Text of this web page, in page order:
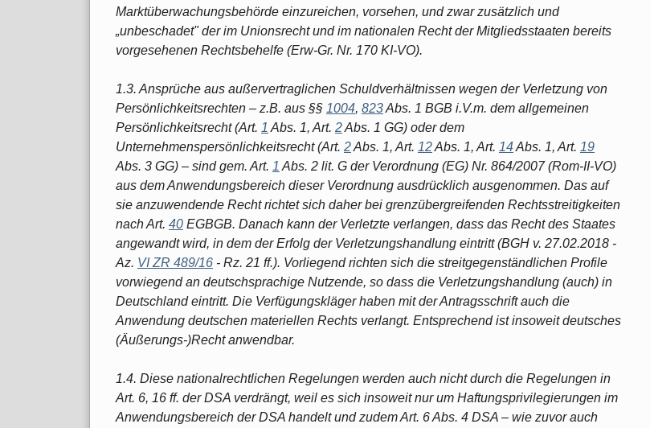
Marktüberwachungsbehörde einzureichen, vorsehen, und zwar zusätzlich und
„unbeschadet" der im Unionsrecht und im nationalen Recht der Mitgliedsstaaten bereits
vorgesehenen Rechtsbehelfe (Erw-Gr. Nr. 170 KI-VO).
1.3. Ansprüche aus außervertraglichen Schuldverhältnissen wegen der Verletzung von
Persönlichkeitsrechten – z.B. aus §§ 1004, 823Abs. 1 BGB i.V.m. dem allgemeinen
Persönlichkeitsrecht (Art. 1 Abs. 1, Art. 2Abs. 1 GG) oder dem
Unternehmenspersönlichkeitsrecht (Art. 2Abs. 1, Art. 12Abs. 1, Art. 14Abs. 1, Art. 19
Abs. 3 GG) – sind gem. Art. 1 Abs. 2 lit. G der Verordnung (EG) Nr. 864/2007 (Rom-II-VO)
aus dem Anwendungsbereich dieser Verordnung ausdrücklich ausgenommen. Das auf
sie anzuwendende Recht richtet sich daher bei grenzübergreifenden Rechtsstreitigkeiten
nach Art. 40 EGBGB. Danach kann der Verletzte verlangen, dass das Recht des Staates
angewandt wird, in dem der Erfolg der Verletzungshandlung eintritt (BGH v. 27.02.2018 -
Az. VI ZR 489/16 - Rz. 21 ff.). Vorliegend richten sich die streitgegenständlichen Profile
vorwiegend an deutschsprachige Nutzende, so dass die Verletzungshandlung (auch) in
Deutschland eintritt. Die Verfügungskläger haben mit der Antragsschrift auch die
Anwendung deutschen materiellen Rechts verlangt. Entsprechend ist insoweit deutsches
(Äußerungs-)Recht anwendbar.
1.4. Diese nationalrechtlichen Regelungen werden auch nicht durch die Regelungen in
Art. 6, 16 ff. der DSA verdrängt, weil es sich insoweit nur um Haftungsprivilegierungen im
Anwendungsbereich der DSA handelt und zudem Art. 6 Abs. 4 DSA – wie zuvor auch